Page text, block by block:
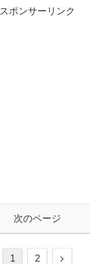
スポンサーリンク
次のページ
1 2